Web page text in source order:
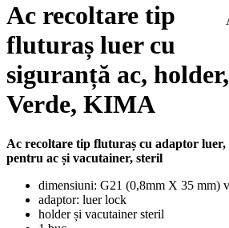
Ac recoltare tip
fluturaș luer cu
siguranță ac,
Verde, KIMA
Ac recoltare tip fluturaș cu adaptor
pentru ac și vacutainer, steril
dimensiuni: G21 (0,8mm X 35 mm)
adaptor: luer lock
holder și vacutainer steril